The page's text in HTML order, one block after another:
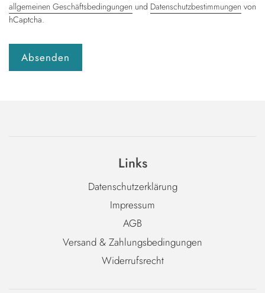
allgemeinen Geschäftsbedingungen und Datenschutzbestimmungen von
hCaptcha.
Links
Datenschutzerklärung
Impressum
AGB
Versand & Zahlungsbedingungen
Widerrufsrecht